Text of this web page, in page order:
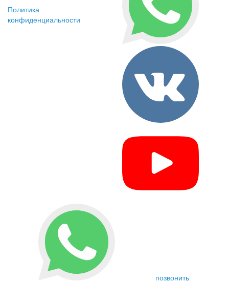
Политика
конфиденциальности
позвонить